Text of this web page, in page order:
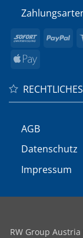
Sofort
Apple
RECHTLICHES
AGB
Datenschutz
Impressum
RW Group